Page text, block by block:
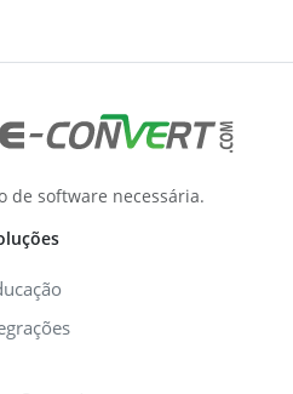
de software necessária.